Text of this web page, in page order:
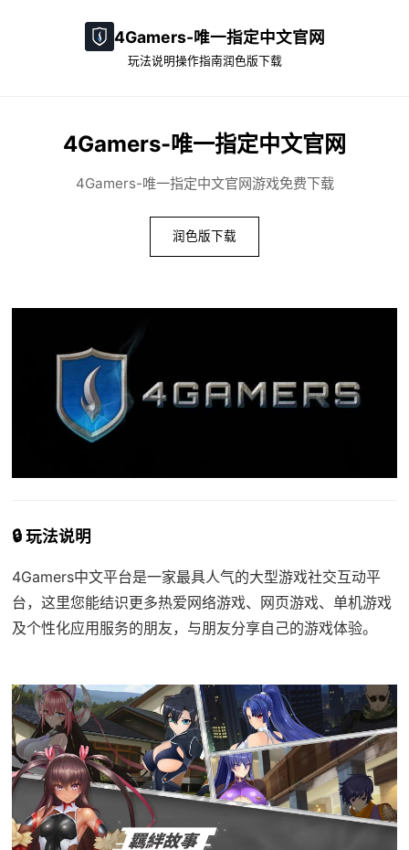
4Gamers-唯一指定中文官网
玩法说明操作指南润色版下载
4Gamers-唯一指定中文官网
4Gamers-唯一指定中文官网游戏免费下载
润色版下载
🔒 玩法说明
4Gamers中文平台是一家最具人气的大型游戏社交互动平
台，这里您能结识更多热爱网络游戏、网页游戏、单机游戏
及个性化应用服务的朋友，与朋友分享自己的游戏体验。